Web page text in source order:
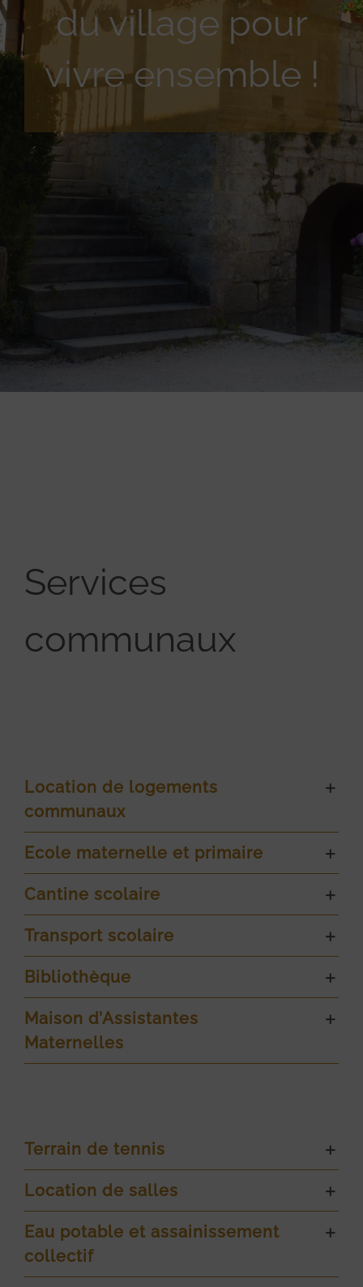
du village pour
vivre ensemble !
Services
communaux
Location de logements
communaux
Ecole maternelle et primaire
Cantine scolaire
Transport scolaire
Bibliothèque
Maison d’Assistantes
Maternelles
Terrain de tennis
Location de salles
Eau potable et assainissement
collectif